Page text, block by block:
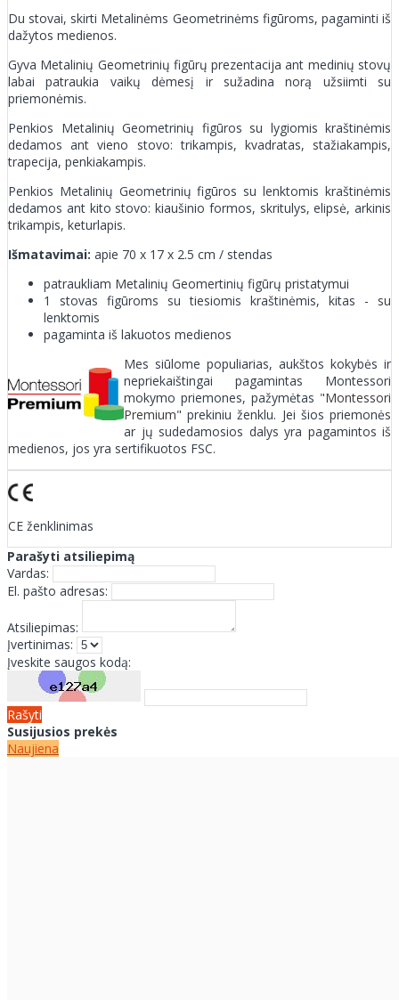
Du stovai, skirti Metalinėms Geometrinėms figūroms, pagaminti iš
dažytos medienos.
Gyva Metalinių Geometrinių figūrų prezentacija ant medinių stovų
labai patraukia vaikų dėmesį ir sužadina norą užsiimti su
priemonėmis.
Penkios Metalinių Geometrinių figūros su lygiomis kraštinėmis
dedamos ant vieno stovo: trikampis, kvadratas, stažiakampis,
trapecija, penkiakampis.
Penkios Metalinių Geometrinių figūros su lenktomis kraštinėmis
dedamos ant kito stovo: kiaušinio formos, skritulys, elipsė, arkinis
trikampis, keturlapis.
Išmatavimai: apie 70 x 17 x 2.5 cm / stendas
patraukliam Metalinių Geomertinių figūrų pristatymui
1 stovas figūroms su tiesiomis kraštinėmis, kitas - su
lenktomis
pagaminta iš lakuotos medienos
Mes siūlome populiarias, aukštos kokybės ir
nepriekaištingai pagamintas Montessori
mokymo priemones, pažymėtas "Montessori
Premium" prekiniu ženklu. Jei šios priemonės
ar jų sudedamosios dalys yra pagamintos iš
medienos, jos yra sertifikuotos FSC.
CE ženklinimas
Parašyti atsiliepimą
Vardas:
El. pašto adresas:
Atsiliepimas:
Įvertinimas:
Įveskite saugos kodą:
Rašyti
Susijusios prekės
Naujiena